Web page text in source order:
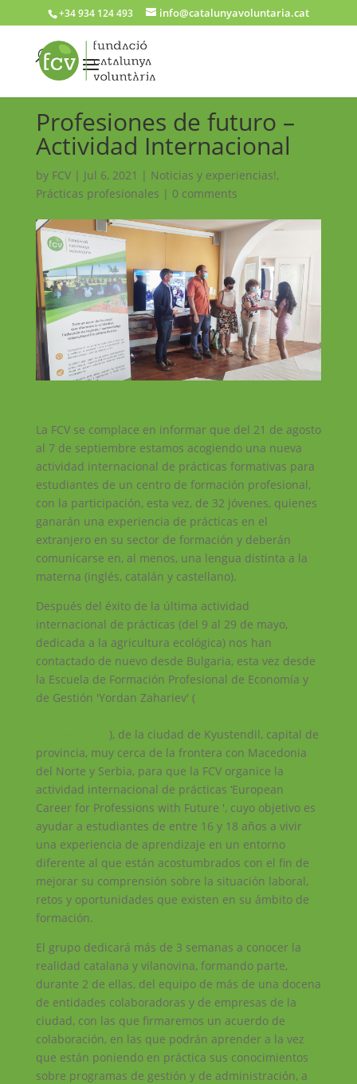
+34 934 124 493 info@catalunyavoluntaria.cat
Profesiones de futuro –
Actividad Internacional
by FCV| Jul 6, 2021 | Noticias y experiencias!,
Prácticas profesionales | 0 comments
La FCV se complace en informar que del 21 de agosto
al 7 de septiembre estamos acogiendo una nueva
actividad internacional de prácticas formativas para
estudiantes de un centro de formación profesional,
con la participación, esta vez, de 32 jóvenes, quienes
ganarán una experiencia de prácticas en el
extranjero en su sector de formación y deberán
comunicarse en, al menos, una lengua distinta a la
materna (inglés, catalán y castellano).
Después del éxito de la última actividad
internacional de prácticas (del 9 al 29 de mayo,
dedicada a la agricultura ecológica) nos han
contactado de nuevo desde Bulgaria, esta vez desde
la Escuela de Formación Profesional de Economía y
de Gestión 'Yordan Zahariev' ('Yordan Zahariev
), de la ciudad de Kyustendil, capital de
provincia, muy cerca de la frontera con Macedonia
del Norte y Serbia, para que la FCV organice la
actividad internacional de prácticas ‘European
Career for Professions with Future ', cuyo objetivo es
ayudar a estudiantes de entre 16 y 18 años a vivir
una experiencia de aprendizaje en un entorno
diferente al que están acostumbrados con el fin de
mejorar su comprensión sobre la situación laboral,
retos y oportunidades que existen en su ámbito de
formación.
El grupo dedicará más de 3 semanas a conocer la
realidad catalana y vilanovina, formando parte,
durante 2 de ellas, del equipo de más de una docena
de entidades colaboradoras y de empresas de la
ciudad, con las que firmaremos un acuerdo de
colaboración, en las que podrán aprender a la vez
que están poniendo en práctica sus conocimientos
sobre programas de gestión y de administración, a